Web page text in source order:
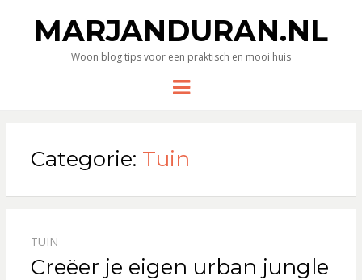
MARJANDURAN.NL
Woon blog tips voor een praktisch en mooi huis
Menu
Categorie: Tuin
TUIN
Creëer je eigen urban jungle